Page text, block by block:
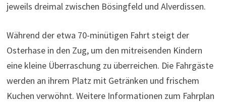
jeweils dreimal zwischen Bösingfeld und Alverdissen.
Während der etwa 70-minütigen Fahrt steigt der
Osterhase in den Zug, um den mitreisenden Kindern
eine kleine Überraschung zu überreichen. Die Fahrgäste
werden an ihrem Platz mit Getränken und frischem
Kuchen verwöhnt. Weitere Informationen zum Fahrplan